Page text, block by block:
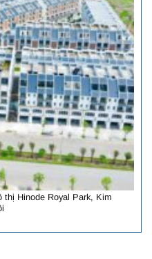
Hinode Royal Park, Kim